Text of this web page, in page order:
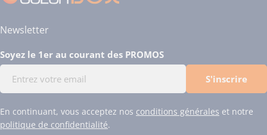
Newsletter
Soyez le 1er au courant des PROMOS
mail
S'inscrire
En continuant, vous acceptez nos conditions générales et notre
politique de confidentialité.